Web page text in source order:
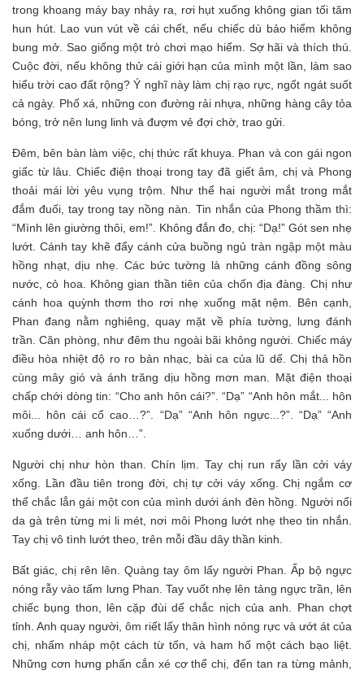
trong khoang máy bay nhảy ra, rơi hụt xuống không gian tối tăm
hun hút. Lao vun vút về cái chết, nếu chiếc dù bảo hiểm không
bung mở. Sao giống một trò chơi mạo hiểm. Sợ hãi và thích thú.
Cuộc đời, nếu không thử cái giới hạn của mình một lần, làm sao
hiểu trời cao đất rộng? Ý nghĩ này làm chị rạo rực, ngốt ngát suốt
cả ngày. Phố xá, những con đường rải nhựa, những hàng cây tỏa
bóng, trở nên lung linh và đượm vẻ đợi chờ, trao gửi.
Đêm, bên bàn làm việc, chị thức rất khuya. Phan và con gái ngon
giấc từ lâu. Chiếc điện thoại trong tay đã giết âm, chị và Phong
thoải mái lời yêu vụng trộm. Như thể hai người mắt trong mắt
đắm đuối, tay trong tay nồng nàn. Tin nhắn của Phong thầm thì:
“Mình lên giường thôi, em!”. Không đắn đo, chị: “Dạ!” Gót sen nhẹ
lướt. Cánh tay khẽ đẩy cánh cửa buồng ngủ tràn ngập một màu
hồng nhạt, dịu nhẹ. Các bức tường là những cánh đồng sông
nước, cỏ hoa. Không gian thần tiên của chốn địa đàng. Chị như
cánh hoa quỳnh thơm tho rơi nhẹ xuống mặt nệm. Bên cạnh,
Phan đang nằm nghiêng, quay mặt về phía tường, lưng đánh
trần. Căn phòng, như đêm thu ngoài bãi không người. Chiếc máy
điều hòa nhiệt độ ro ro bản nhạc, bài ca của lũ dế. Chị thả hồn
cùng mây gió và ánh trăng dịu hồng mơn man. Mặt điện thoại
chấp chới dòng tin: “Cho anh hôn cái?”. “Dạ” “Anh hôn mắt... hôn
môi... hôn cái cổ cao…?”. “Dạ” “Anh hôn ngực...?”. “Dạ” “Anh
xuống dưới… anh hôn…”.
Người chị như hòn than. Chín lịm. Tay chị run rẩy lần cởi váy
xống. Lần đầu tiên trong đời, chị tự cởi váy xống. Chị ngắm cơ
thể chắc lẳn gái một con của mình dưới ánh đèn hồng. Người nổi
da gà trên từng mi li mét, nơi môi Phong lướt nhẹ theo tin nhắn.
Tay chị vô tình lướt theo, trên mỗi đầu dây thần kinh.
Bất giác, chị rên lên. Quàng tay ôm lấy người Phan. Ấp bộ ngực
nóng rẫy vào tấm lưng Phan. Tay vuốt nhẹ lên tảng ngực trần, lên
chiếc bụng thon, lên cặp đùi dế chắc nịch của anh. Phan chợt
tỉnh. Anh quay người, ôm riết lấy thân hình nóng rực và ướt át của
chị, nhấm nháp một cách từ tốn, và ham hố một cách bạo liệt.
Những cơn hưng phấn cắn xé cơ thể chị, đến tan ra từng mảnh,